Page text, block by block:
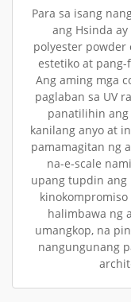
Para sa isang
ang Hsinda
polyester powder
estetiko at
Ang aming mga
paglaban sa UV
panatilihin
kanilang anyo at
pamamagitan ng
na-e-scale
upang tupdin ang
halimbawa ng
umangkop, na
nangungunang